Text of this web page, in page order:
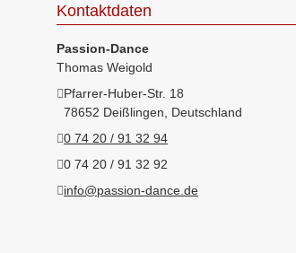
Kontaktdaten
Passion-Dance
Thomas Weigold
Pfarrer-Huber-Str. 18
78652 Deißlingen, Deutschland
0 74 20 / 91 32 94
0 74 20 / 91 32 92
info@passion-dance.de